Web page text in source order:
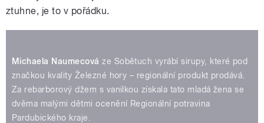
ztuhne, je to v pořádku.
Michaela Naumecová ze Sobětuch vyrábí sirupy, které pod
značkou kvality Železné hory – regionální produkt prodává.
Za rebarborový džem s vanilkou získala tato mladá žena se
dvěma malými dětmi ocenění Regionální potravina
Pardubického kraje.